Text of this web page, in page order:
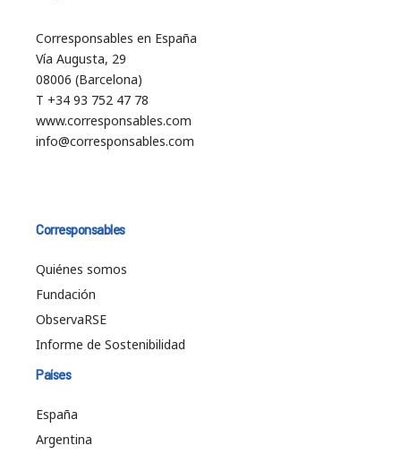
Corresponsables en España
Vía Augusta, 29
08006 (Barcelona)
T +34 93 752 47 78
www.corresponsables.com
info@corresponsables.com
Corresponsables
Quiénes somos
Fundación
ObservaRSE
Informe de Sostenibilidad
Países
España
Argentina